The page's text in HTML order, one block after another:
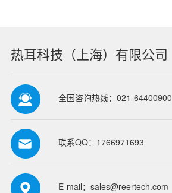
热耳科技（上海）有限公司
全国咨询热线：021-64400900
联系QQ：1766971693
E-mail：sales@reertech.com